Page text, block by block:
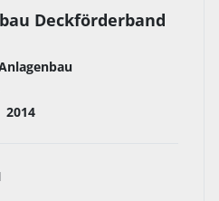
Deckförderband
2014